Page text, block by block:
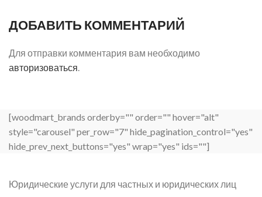
ДОБАВИТЬ КОММЕНТАРИЙ
Для отправки комментария вам необходимо
авторизоваться.
[woodmart_brands orderby="" order="" hover="alt"
style="carousel" per_row="7" hide_pagination_control="yes"
hide_prev_next_buttons="yes" wrap="yes" ids=""]
Юридические услуги для частных и юридических лиц